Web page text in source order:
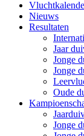
Nieuws
Resultaten
Jaar
Jonge
Jonge
Oude
Jonge